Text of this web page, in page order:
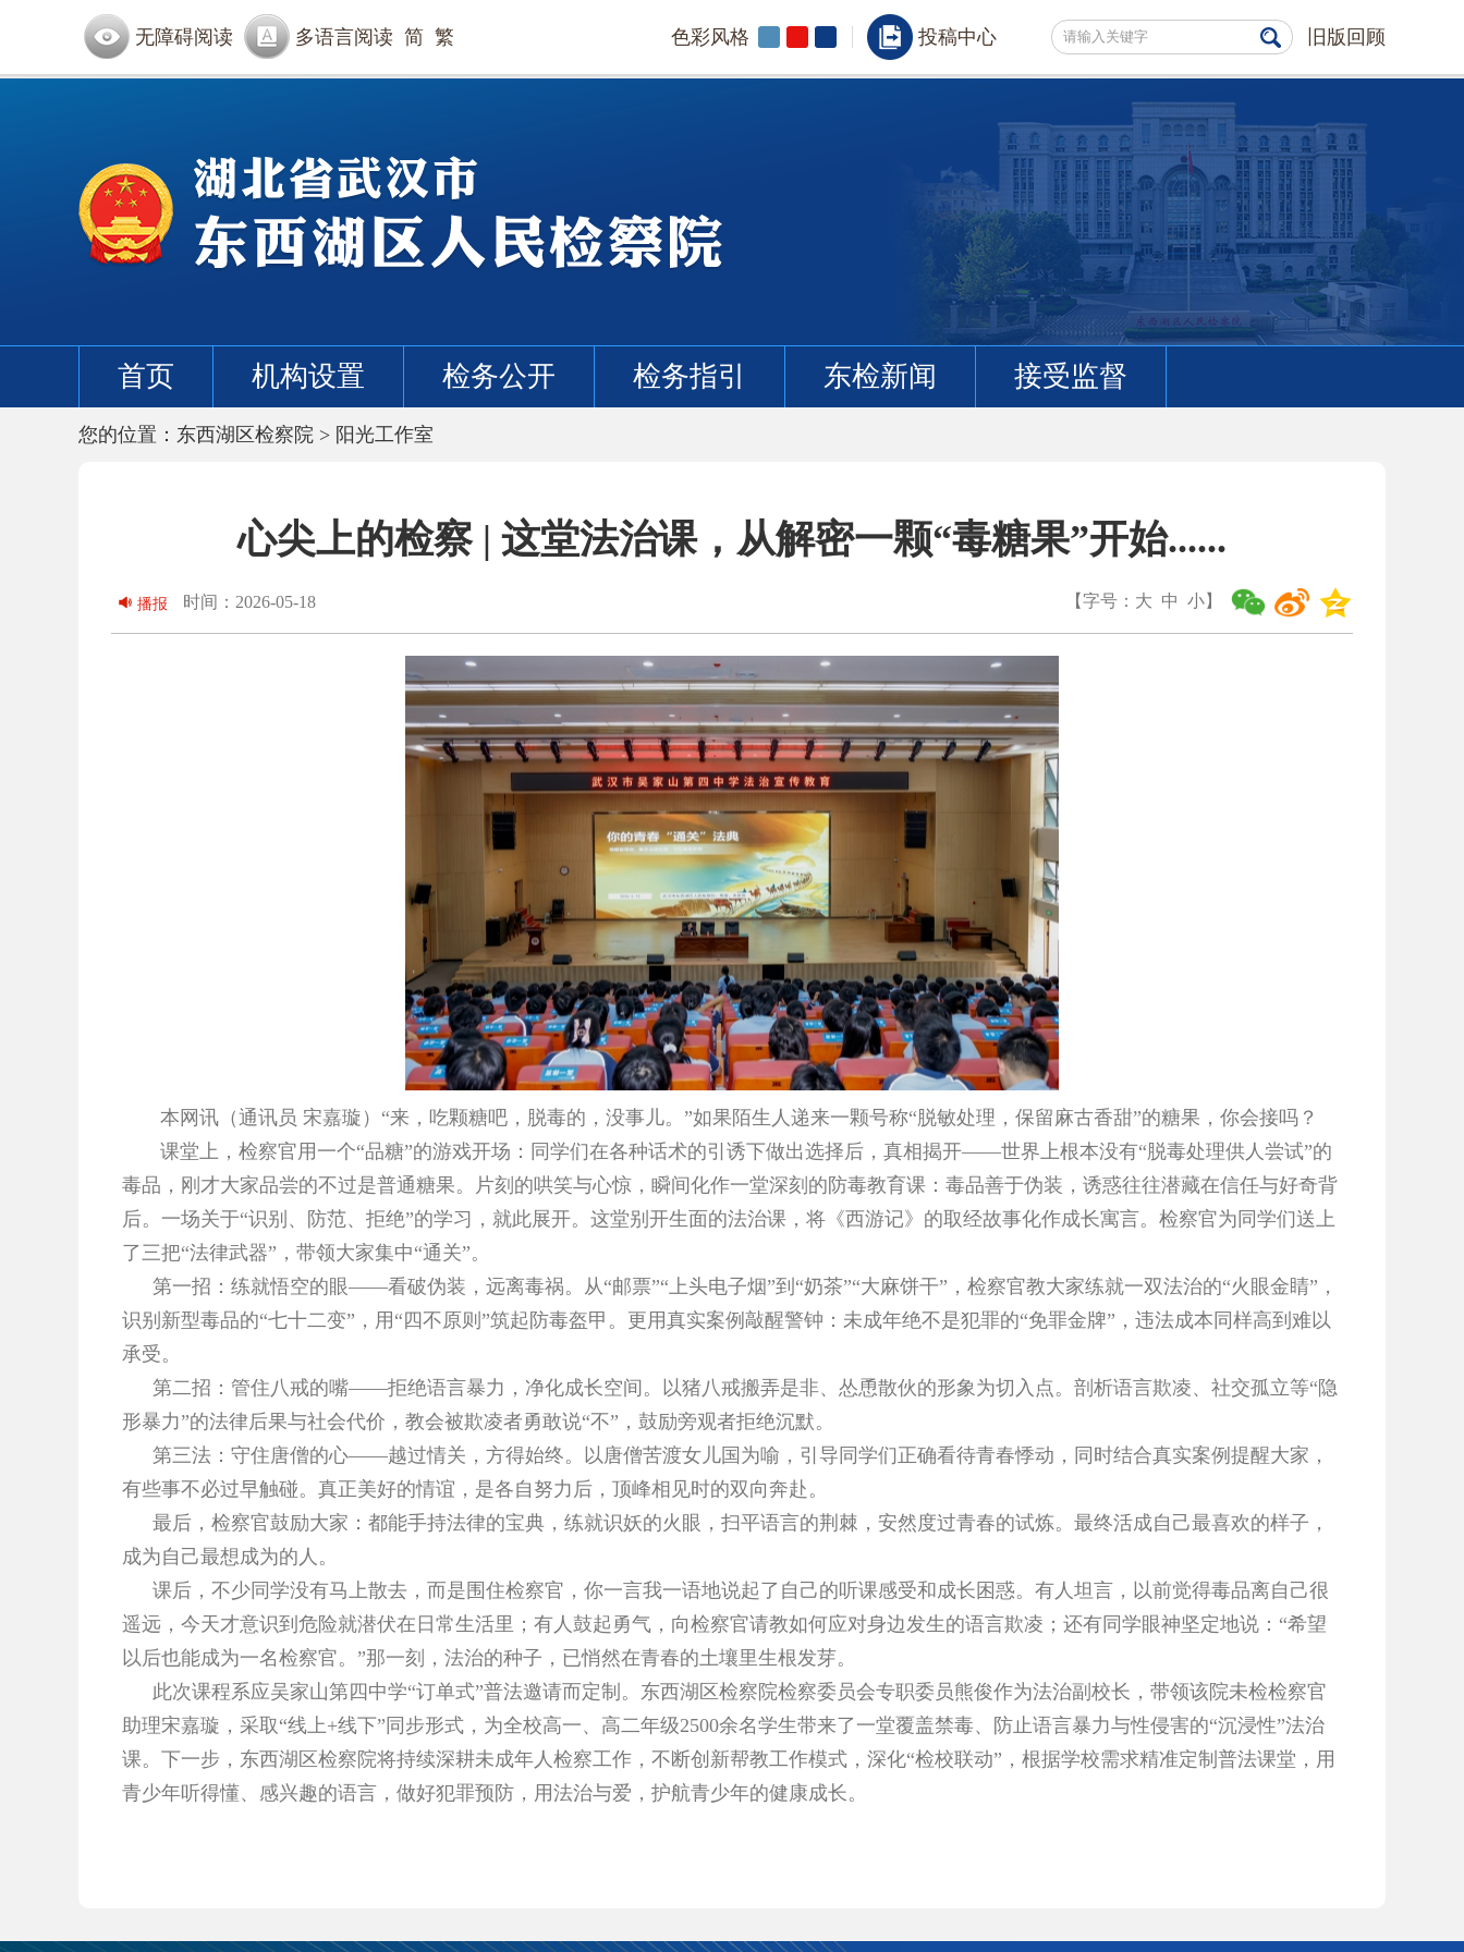
无障碍阅读 多语言阅读 简 繁 色彩风格 投稿中心 旧版回顾
首页 机构设置 检务公开 检务指引 东检新闻 接受监督
您的位置： 东西湖区检察院 > 阳光工作室
心尖上的检察 | 这堂法治课，从解密一颗“毒糖果”开始......
【字号： 大 中 小】
播报 时间：2026-05-18
本网讯（通讯员 宋嘉璇）“来，吃颗糖吧，脱毒的，没事儿。”如果陌生人递来一颗号称“脱敏处理，保留麻古香甜”的糖果，你会接吗？
课堂上，检察官用一个“品糖”的游戏开场：同学们在各种话术的引诱下做出选择后，真相揭开——世界上根本没有“脱毒处理供人尝试”的
毒品，刚才大家品尝的不过是普通糖果。片刻的哄笑与心惊，瞬间化作一堂深刻的防毒教育课：毒品善于伪装，诱惑往往潜藏在信任与好奇背
后。一场关于“识别、防范、拒绝”的学习，就此展开。这堂别开生面的法治课，将《西游记》的取经故事化作成长寓言。检察官为同学们送上
了三把“法律武器”，带领大家集中“通关”。
第一招：练就悟空的眼——看破伪装，远离毒祸。从“邮票”“上头电子烟”到“奶茶”“大麻饼干”，检察官教大家练就一双法治的“火眼金睛”，
识别新型毒品的“七十二变”，用“四不原则”筑起防毒盔甲。更用真实案例敲醒警钟：未成年绝不是犯罪的“免罪金牌”，违法成本同样高到难以
承受。
第二招：管住八戒的嘴——拒绝语言暴力，净化成长空间。以猪八戒搬弄是非、怂恿散伙的形象为切入点。剖析语言欺凌、社交孤立等“隐
形暴力”的法律后果与社会代价，教会被欺凌者勇敢说“不”，鼓励旁观者拒绝沉默。
第三法：守住唐僧的心——越过情关，方得始终。以唐僧苦渡女儿国为喻，引导同学们正确看待青春悸动，同时结合真实案例提醒大家，
有些事不必过早触碰。真正美好的情谊，是各自努力后，顶峰相见时的双向奔赴。
最后，检察官鼓励大家：都能手持法律的宝典，练就识妖的火眼，扫平语言的荆棘，安然度过青春的试炼。最终活成自己最喜欢的样子，
成为自己最想成为的人。
课后，不少同学没有马上散去，而是围住检察官，你一言我一语地说起了自己的听课感受和成长困惑。有人坦言，以前觉得毒品离自己很
遥远，今天才意识到危险就潜伏在日常生活里；有人鼓起勇气，向检察官请教如何应对身边发生的语言欺凌；还有同学眼神坚定地说：“希望
以后也能成为一名检察官。”那一刻，法治的种子，已悄然在青春的土壤里生根发芽。
此次课程系应吴家山第四中学“订单式”普法邀请而定制。东西湖区检察院检察委员会专职委员熊俊作为法治副校长，带领该院未检检察官
助理宋嘉璇，采取“线上+线下”同步形式，为全校高一、高二年级2500余名学生带来了一堂覆盖禁毒、防止语言暴力与性侵害的“沉浸性”法治
课。下一步，东西湖区检察院将持续深耕未成年人检察工作，不断创新帮教工作模式，深化“检校联动”，根据学校需求精准定制普法课堂，用
青少年听得懂、感兴趣的语言，做好犯罪预防，用法治与爱，护航青少年的健康成长。